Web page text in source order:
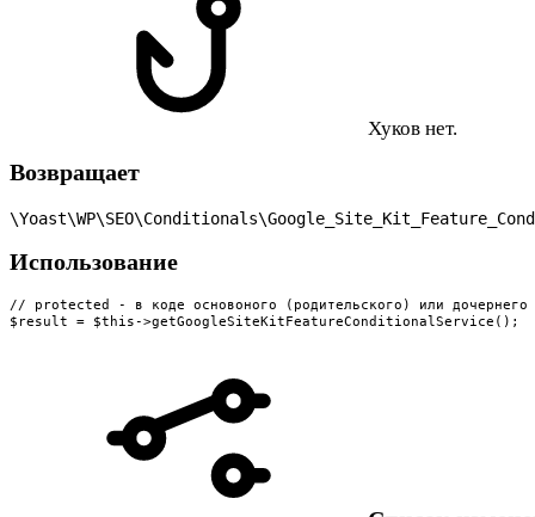
Хуков нет.
Возвращает
Использование
// protected - в коде основоного (родительского) или дочернего
$result = $this->getGoogleSiteKitFeatureConditionalService();